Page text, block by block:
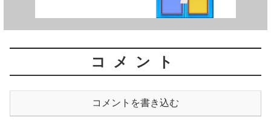
コメント
コメントを書き込む